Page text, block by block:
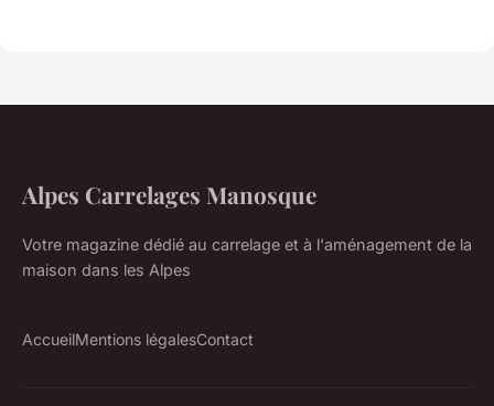
Alpes Carrelages Manosque
Votre magazine dédié au carrelage et à l'aménagement de la
maison dans les Alpes
AccueilMentions légalesContact